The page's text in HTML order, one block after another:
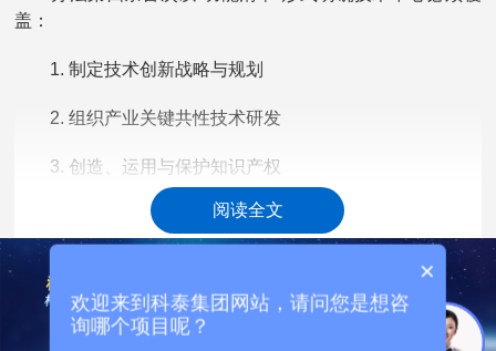
盖：
1. 制定技术创新战略与规划
2. 组织产业关键共性技术研发
3. 创造、运用与保护知识产权
4. 建立技术标准体系
6. 构建协同创新网络
阅读全文
×
欢迎来到科泰集团网站，请问您是想咨
询哪个项目呢？